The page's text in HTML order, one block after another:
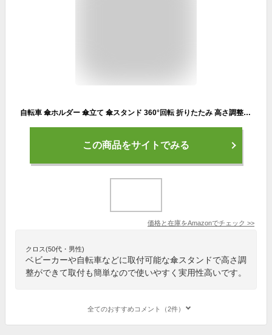
自転車 傘ホルダー 傘立て 傘スタンド 360°回転 折りたたみ 高さ調整可能 取り付け簡単 通勤通学 便利 自転車/オートバイ/車椅子/ベビーカー/釣り対応傘スタンド日本語の説明書付き (2024モデル, ブラック)
この商品をサイトでみる
価格と在庫をAmazonでチェック >>
クロス(50代・男性)
ベビーカーや自転車などに取付可能な傘スタンドで高さ調
整ができて取付も簡単なので使いやすく実用性高いです。
全てのおすすめコメント（2件）